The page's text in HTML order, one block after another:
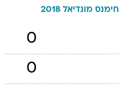
חימנס מונדיאל 2018
0
0